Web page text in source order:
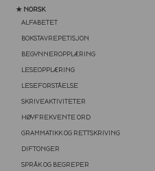
★ NORSK
ALFABETET
BOKSTAVREPETISJON
BEGYNNEROPPLÆRING
LESEOPPLÆRING
LESEFORSTÅELSE
SKRIVEAKTIVITETER
HØYFREKVENTE ORD
GRAMMATIKK OG RETTSKRIVING
DIFTONGER
SPRÅK OG BEGREPER